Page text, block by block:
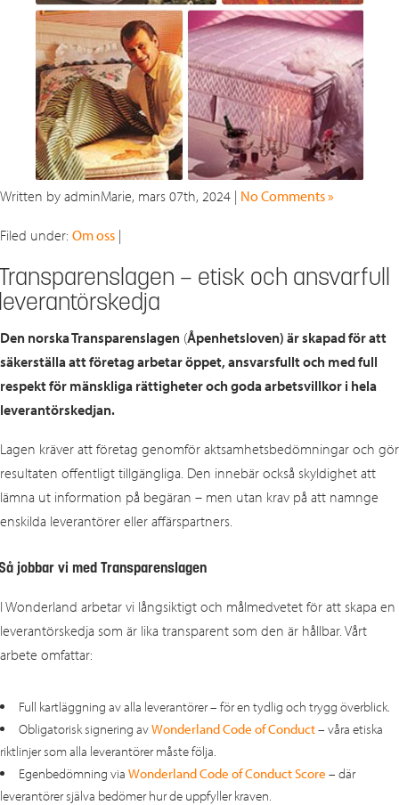
Written by adminMarie, mars 07th, 2024 | No Comments »
Filed under: Om oss |
– etisk och ansvarfull
Den norska Transparenslagen (Åpenhetsloven) är skapad för att
säkerställa att företag arbetar öppet, ansvarsfullt och med full
respekt för mänskliga rättigheter och goda arbetsvillkor i hela
leverantörskedjan.
Lagen kräver att företag genomför aktsamhetsbedömningar och gör
resultaten offentligt tillgängliga. Den innebär också skyldighet att
lämna ut information på begäran – men utan krav på att namnge
enskilda leverantörer eller affärspartners.
jobbar vi med Transparenslagen
I Wonderland arbetar vi långsiktigt och målmedvetet för att skapa en
leverantörskedja som är lika transparent som den är hållbar. Vårt
arbete omfattar:
Full kartläggning av alla leverantörer – för en tydlig och trygg överblick.
Obligatorisk signering avWonderland Code of Conduct– våra etiska
riktlinjer som alla leverantörer måste följa.
Egenbedömning via Wonderland Code of Conduct Score – där
leverantörer själva bedömer hur de uppfyller kraven.